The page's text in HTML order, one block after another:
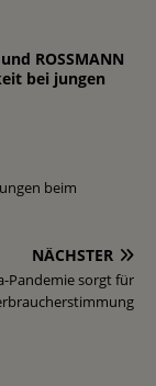
ROSSMANN
bei jungen
beim
NÄCHSTER
Pandemie sorgt für